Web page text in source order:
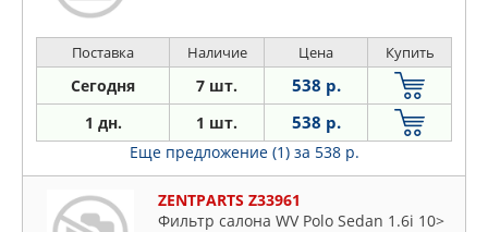
Поставка Наличие Цена Купить
Сегодня 7 шт. 538 р.
1 дн. 1 шт. 538 р.
Еще предложение (1) за 538 р.
ZENTPARTS Z33961
Фильтр салона WV Polo Sedan 1.6i 10>